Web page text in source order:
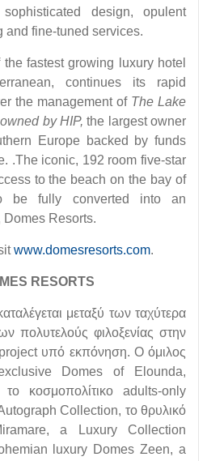
design, opulent
and fine-tuned services.
fastest growing luxury hotel
continues its rapid
the management of The Lake
by HIP,the largest owner
Europe backed by funds
.The iconic, 192 room five-star
to the beach on the bay of
be fully converted into an
Resorts.
www.domesresorts.com.
RESORTS
μεταξύ των ταχύτερα
πολυτελούς φιλοξενίας στην
υπό εκπόνηση. Ο όμιλος
Domes of Elounda,
κοσμοπολίτικο adults-only
Collection, το θρυλικό
a Luxury Collection
luxury Domes Zeen, a